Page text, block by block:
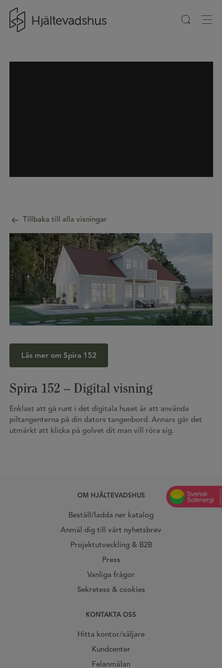
Tillbaka till alla visningar
Gå tillbaka till alla visningar
Läs mer om Spira 152
Spira 152 – Digital visning
Enklast att gå runt i det digitala huset är att använda
piltangenterna på din dators tangenbord. Annars går det
utmärkt att klicka på golvet dit man vill röra sig.
OM HJÄLTEVADSHUS
Beställ/ladda ner katalog
Anmäl dig till vårt nyhetsbrev
Projektutveckling & B2B
Press
Vanliga frågor
Sekretess & cookies
KONTAKTA OSS
Hitta kontor/säljare
Kundcenter
Felanmälan